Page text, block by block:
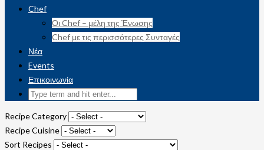
Chef
Οι Chef – μέλη της Ένωσης
Chef με τις περισσότερες Συνταγές
Νέα
Events
Επικοινωνία
Recipe Category
Recipe Cuisine
Sort Recipes